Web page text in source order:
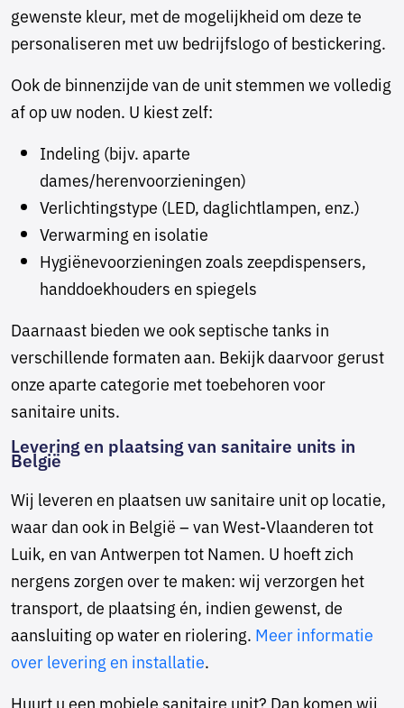
gewenste kleur, met de mogelijkheid om deze te
personaliseren met uw bedrijfslogo of bestickering.
Ook de binnenzijde van de unit stemmen we volledig
af op uw noden. U kiest zelf:
Indeling (bijv. aparte
dames/herenvoorzieningen)
Verlichtingstype (LED, daglichtlampen, enz.)
Verwarming en isolatie
Hygiënevoorzieningen zoals zeepdispensers,
handdoekhouders en spiegels
Daarnaast bieden we ook septische tanks in
verschillende formaten aan. Bekijk daarvoor gerust
onze aparte categorie met toebehoren voor
sanitaire units.
Levering en plaatsing van sanitaire units in
België
Wij leveren en plaatsen uw sanitaire unit op locatie,
waar dan ook in België – van West-Vlaanderen tot
Luik, en van Antwerpen tot Namen. U hoeft zich
nergens zorgen over te maken: wij verzorgen het
transport, de plaatsing én, indien gewenst, de
aansluiting op water en riolering. Meer informatie
over levering en installatie.
Huurt u een mobiele sanitaire unit? Dan komen wij